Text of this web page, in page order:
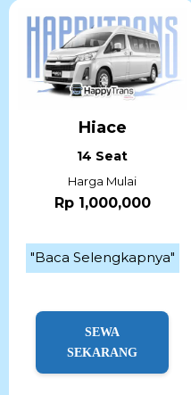
Hiace
14 Seat
Harga Mulai
Rp 1,000,000
"Baca Selengkapnya"
SEWA
SEKARANG